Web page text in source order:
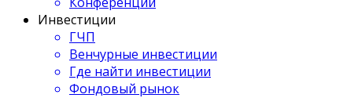
Инвестиции
ГЧП
Венчурные инвестиции
Где найти инвестиции
Фондовый рынок